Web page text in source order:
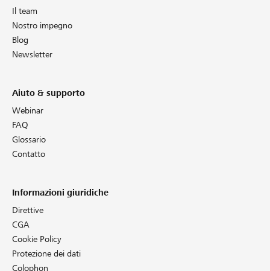
Il team
Nostro impegno
Blog
Newsletter
Aiuto & supporto
Webinar
FAQ
Glossario
Contatto
Informazioni giuridiche
Direttive
CGA
Cookie Policy
Protezione dei dati
Colophon